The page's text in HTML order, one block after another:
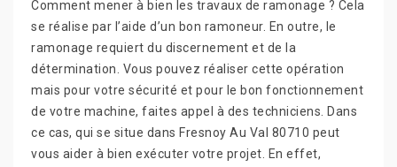
Comment mener à bien les travaux de ramonage ? Cela
se réalise par l’aide d’un bon ramoneur. En outre, le
ramonage requiert du discernement et de la
détermination. Vous pouvez réaliser cette opération
mais pour votre sécurité et pour le bon fonctionnement
de votre machine, faites appel à des techniciens. Dans
ce cas, qui se situe dans Fresnoy Au Val 80710 peut
vous aider à bien exécuter votre projet. En effet,